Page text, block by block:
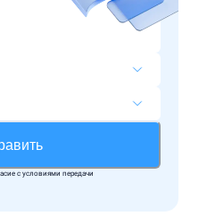
c условиями передачи